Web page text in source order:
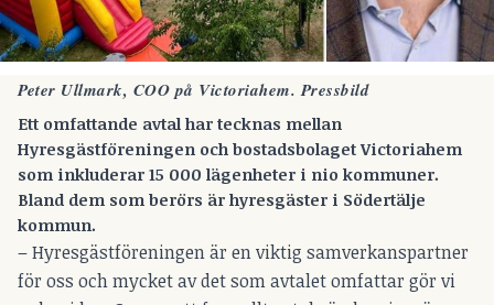
Peter Ullmark, COO på Victoriahem. Pressbild
Ett omfattande avtal har tecknas mellan
Hyresgästföreningen och bostadsbolaget Victoriahem
som inkluderar 15 000 lägenheter i nio kommuner.
Bland dem som berörs är hyresgäster i Södertälje
kommun.
– Hyresgästföreningen är en viktig samverkanspartner
för oss och mycket av det som avtalet omfattar gör vi